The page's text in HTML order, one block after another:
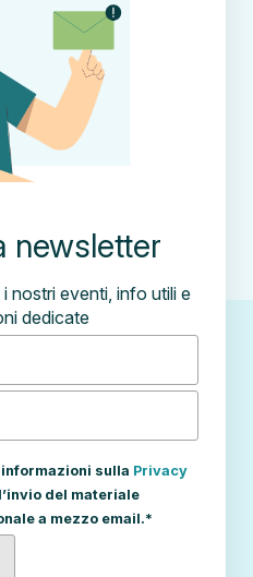
newsletter
nostri eventi, info utili e
dedicate
sulla Privacy
del materiale
a mezzo email.*